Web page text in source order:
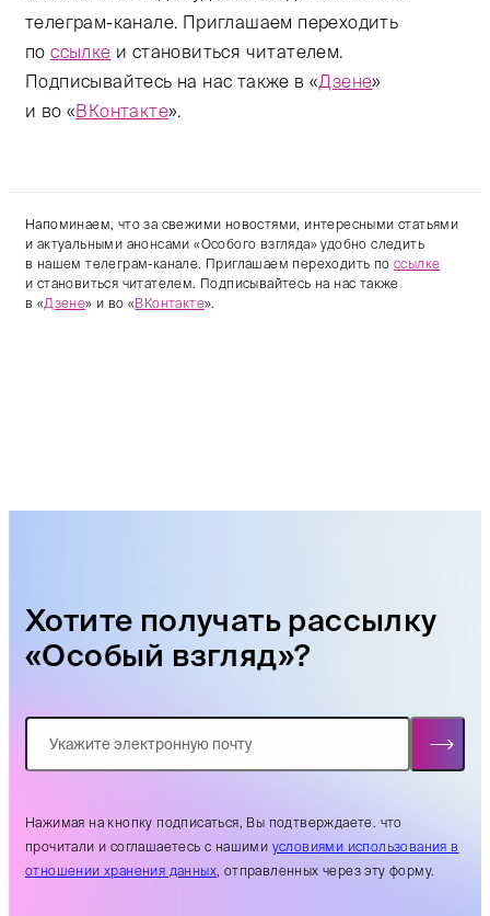
телеграм-канале. Приглашаем переходить
поссылке и становиться читателем.
Подписывайтесь на нас также в «Дзене»
и во «ВКонтакте».
Напоминаем, что за свежими новостями, интересными статьями
и актуальными анонсами «Особого взгляда» удобно следить
в нашем телеграм-канале. Приглашаем переходить по ссылке
и становиться читателем. Подписывайтесь на нас также
в «Дзене» и во «ВКонтакте».
Хотите получать рассылку
«Особый взгляд»?
Нажимая на кнопку подписаться, Вы подтверждаете. что
прочитали и соглашаетесь с нашими условиями использования в
отношении хранения данных, отправленных через эту форму.